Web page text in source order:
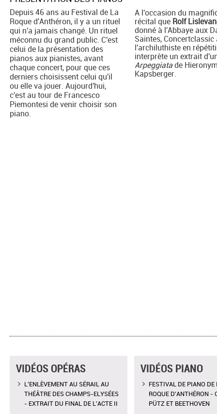
Depuis 46 ans au Festival de La
Roque d'Anthéron, il y a un rituel
qui n'a jamais changé. Un rituel
méconnu du grand public. C'est
celui de la présentation des
pianos aux pianistes, avant
chaque concert, pour que ces
derniers choisissent celui qu'il
ou elle va jouer. Aujourd'hui,
c'est au tour de Francesco
Piemontesi de venir choisir son
piano.
A l'occasion du
récital que Rolf
donné à l'Abbaye aux
Saintes,
l'archiluthiste en
interprète un extrait
Arpeggiatade
Kapsberger.
VIDÉOS OPÉRAS
L'ENLÈVEMENT AU SÉRAIL AU
THÉÂTRE DES CHAMPS-ELYSÉES
- EXTRAIT DU FINAL DE L'ACTE II
VIDÉOS PIANO
FESTIVAL DE PIANO DE
ROQUE D'ANTHÉRON -
PÜTZ ET BEETHOVEN